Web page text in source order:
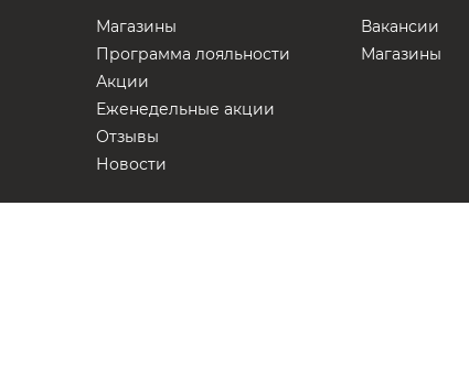
Магазины
Программа лояльности
Акции
Еженедельные акции
Отзывы
Новости
Вакансии
Магазины